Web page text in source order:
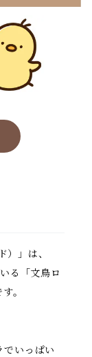
）」は、
る「文鳥ロ
。
でいっぱい